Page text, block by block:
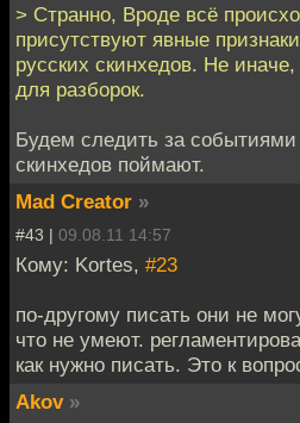
> Странно, Вроде всё
присутствуют явные
русских скинхедов. Не
для разборок.
Будем следить за
скинхедов поймают.
Mad Creator »
#43 | 09.08.11 14:57
Кому: Kortes, #23
по-другому писать они не
что не умеют.
как нужно писать. Это к
Akov »